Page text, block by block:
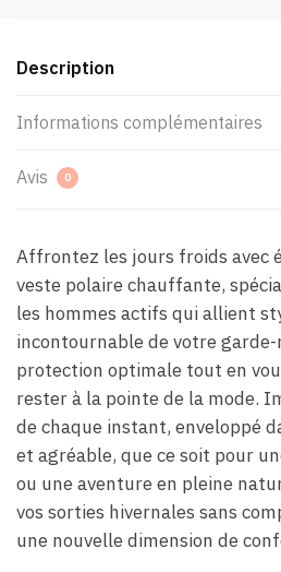
Description
Informations complémentaires
Avis 0
Affrontez les jours froids avec
veste polaire chauffante,
les hommes actifs qui allient
incontournable de votre
protection optimale tout en
rester à la pointe de la mode.
de chaque instant, enveloppé
et agréable, que ce soit pour
ou une aventure en pleine
vos sorties hivernales sans
une nouvelle dimension de